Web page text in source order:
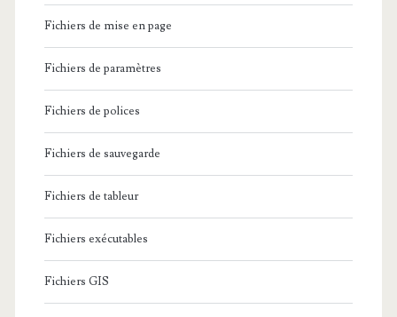
Fichiers de mise en page
Fichiers de paramètres
Fichiers de polices
Fichiers de sauvegarde
Fichiers de tableur
Fichiers exécutables
Fichiers GIS